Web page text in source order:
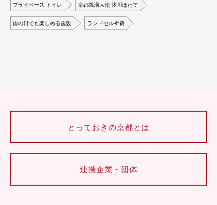
プライベース トイレ 京都銭湯大使 汐川ほたて
雨の日でも楽しめる施設 ランドセル祈祷
とっておきの京都とは
連携企業・団体